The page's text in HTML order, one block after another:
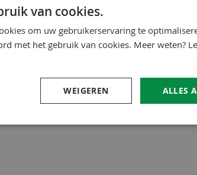
worden
van cookies.
om uw gebruikerservaring te
met het gebruik van cookies. Meer weten?
ALLES
WEIGEREN